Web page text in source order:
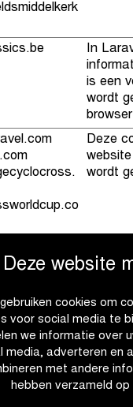
Deze website
cookies om
voor social media te
we informatie over
media, adverteren en
met andere
hebben verzameld op
In
is een
wordt
Deze
wordt
van de
taal.